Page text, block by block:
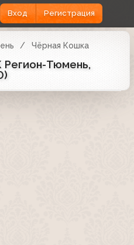
Вход Регистрация
Чёрная Кошка
Регион-Тюмень,